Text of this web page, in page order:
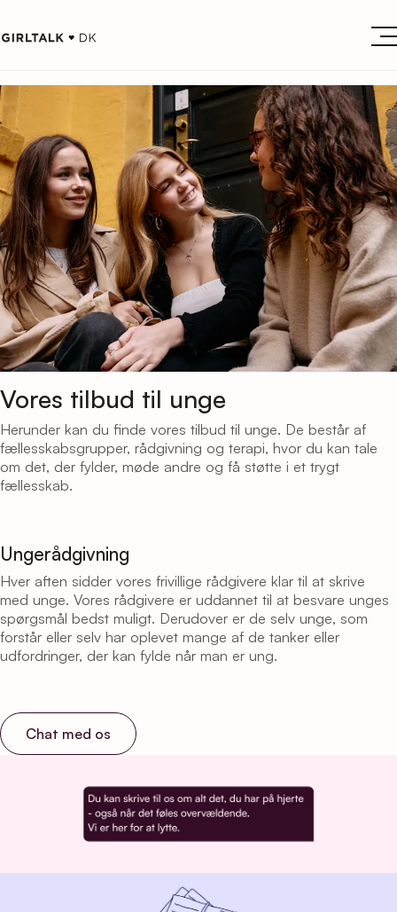
Vores tilbud til unge
Herunder kan du finde vores tilbud til unge. De består af
fællesskabsgrupper, rådgivning og terapi, hvor du kan tale
om det, der fylder, møde andre og få støtte i et trygt
fællesskab.
Ungerådgivning
Hver aften sidder vores frivillige rådgivere klar til at skrive
med unge. Vores rådgivere er uddannet til at besvare unges
spørgsmål bedst muligt. Derudover er de selv unge, som
forstår eller selv har oplevet mange af de tanker eller
udfordringer, der kan fylde når man er ung.
Chat med os